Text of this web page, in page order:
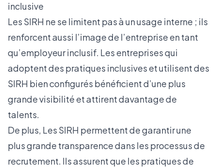
inclusive
Les SIRH ne se limitent pas à un usage interne ; ils
renforcent aussi l’image de l’entreprise en tant
qu’employeur inclusif. Les entreprises qui
adoptent des pratiques inclusives et utilisent des
SIRH bien configurés bénéficient d’une plus
grande visibilité et attirent davantage de
talents.
De plus, Les SIRH permettent de garantir une
plus grande transparence dans les processus de
recrutement. Ils assurent que les pratiques de